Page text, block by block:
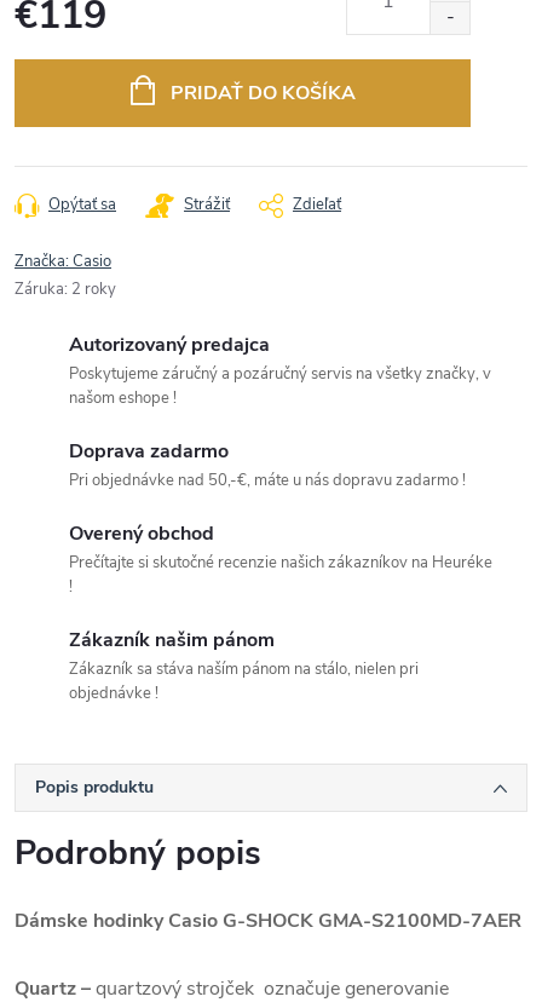
€119
PRIDAŤ DO KOŠÍKA
Opýtať sa Strážiť Zdieľať
Značka:Casio
Záruka: 2 roky
Autorizovaný predajca
Poskytujeme záručný a pozáručný servis na všetky značky, v
našom eshope !
Doprava zadarmo
Pri objednávke nad 50,-€, máte u nás dopravu zadarmo !
Overený obchod
Prečítajte si skutočné recenzie našich zákazníkov na Heuréke
!
Zákazník našim pánom
Zákazník sa stáva naším pánom na stálo, nielen pri
objednávke !
Popis produktu
Podrobný popis
Dámske hodinky Casio G-SHOCK GMA-S2100MD-7AER
Quartz–quartzový strojček označuje generovanie